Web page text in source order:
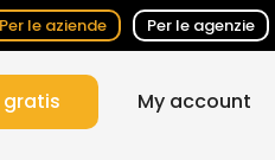
Per le aziende Per le agenzie
gratis My account